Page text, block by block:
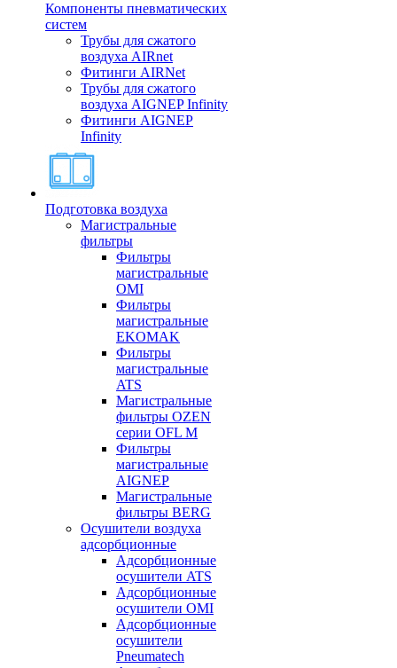
Компоненты пневматических
систем
Трубы для сжатого
воздуха AIRnet
Фитинги AIRNet
Трубы для сжатого
воздуха AIGNEP Infinity
Фитинги AIGNEP
Infinity
Подготовка воздуха
Магистральные
фильтры
Фильтры
магистральные
OMI
Фильтры
магистральные
EKOMAK
Фильтры
магистральные
ATS
Магистральные
фильтры OZEN
серии OFL M
Фильтры
магистральные
AIGNEP
Магистральные
фильтры BERG
Осушители воздуха
адсорбционные
Адсорбционные
осушители ATS
Адсорбционные
осушители OMI
Адсорбционные
осушители
Pneumatech